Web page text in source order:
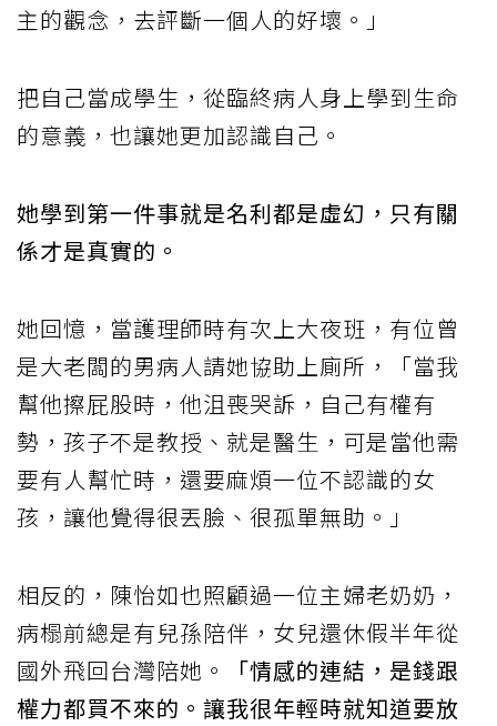
主的觀念，去評斷一個人的好壞。」
把自己當成學生，從臨終病人身上學到生命
的意義，也讓她更加認識自己。
她學到第一件事就是名利都是虛幻，只有關
係才是真實的。
她回憶，當護理師時有次上大夜班，有位曾
是大老闆的男病人請她協助上廁所，「當我
幫他擦屁股時，他沮喪哭訴，自己有權有
勢，孩子不是教授、就是醫生，可是當他需
要有人幫忙時，還要麻煩一位不認識的女
孩，讓他覺得很丟臉、很孤單無助。」
相反的，陳怡如也照顧過一位主婦老奶奶，
病榻前總是有兒孫陪伴，女兒還休假半年從
國外飛回台灣陪她。
「情感的連結，是錢跟
權力都買不來的。讓我很年輕時就知道要放